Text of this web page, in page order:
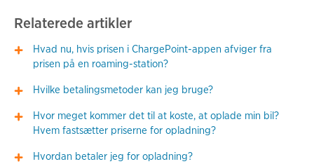
Relaterede artikler
Hvad nu, hvis prisen i ChargePoint-appen afviger fra
prisen på en roaming-station?
Hvilke betalingsmetoder kan jeg bruge?
Hvor meget kommer det til at koste, at oplade min bil?
Hvem fastsætter priserne for opladning?
Hvordan betaler jeg for opladning?